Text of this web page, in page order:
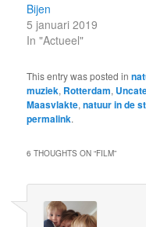
Bijen
5 januari 2019
In "Actueel"
This entry was posted in
muziek, Rotterdam,
Maasvlakte,natuur in de
permalink.
6 THOUGHTS ON “FILM”